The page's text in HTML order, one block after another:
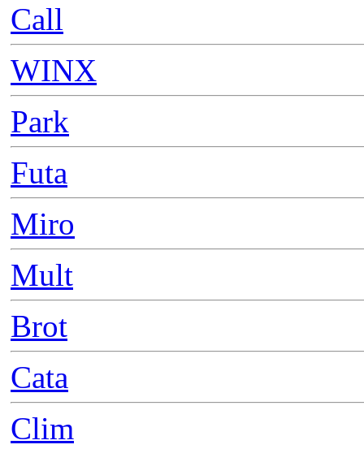
Call
WINX
Park
Futa
Miro
Mult
Brot
Cata
Clim